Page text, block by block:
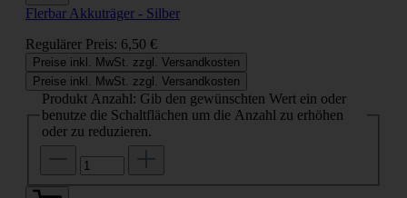
Flerbar Akkuträger - Silber
Regulärer Preis: 6,50 €
Preise inkl. MwSt. zzgl. Versandkosten
Preise inkl. MwSt. zzgl. Versandkosten
Produkt Anzahl: Gib den gewünschten Wert ein oder
benutze die Schaltflächen um die Anzahl zu erhöhen
oder zu reduzieren.